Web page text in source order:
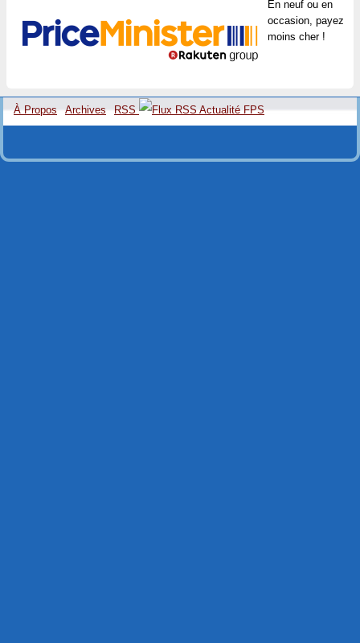
En neuf ou en
occasion, payez
moins cher !
À Propos Archives RSS